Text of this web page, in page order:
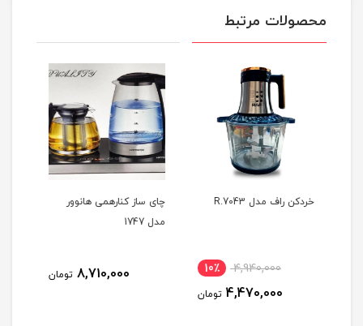
محصولات مرتبط
خردکن راف مدل R.7043
4,940,000 10٪
4,470,000 تومان
چای ساز کنارهمی هانوور
مدل 1747
8,710,000 تومان